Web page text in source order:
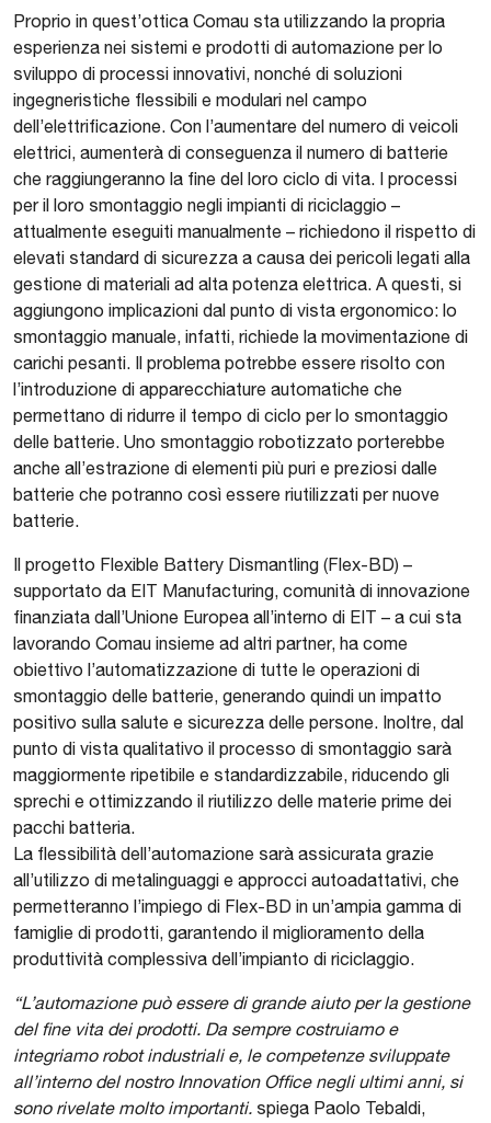
Proprio in quest’ottica Comau sta utilizzando la propria
esperienza nei sistemi e prodotti di automazione per lo
sviluppo di processi innovativi, nonché di soluzioni
ingegneristiche flessibili e modulari nel campo
dell’elettrificazione. Con l’aumentare del numero di veicoli
elettrici, aumenterà di conseguenza il numero di batterie
che raggiungeranno la fine del loro ciclo di vita. I processi
per il loro smontaggio negli impianti di riciclaggio –
attualmente eseguiti manualmente – richiedono il rispetto di
elevati standard di sicurezza a causa dei pericoli legati alla
gestione di materiali ad alta potenza elettrica. A questi, si
aggiungono implicazioni dal punto di vista ergonomico: lo
smontaggio manuale, infatti, richiede la movimentazione di
carichi pesanti. Il problema potrebbe essere risolto con
l’introduzione di apparecchiature automatiche che
permettano di ridurre il tempo di ciclo per lo smontaggio
delle batterie. Uno smontaggio robotizzato porterebbe
anche all’estrazione di elementi più puri e preziosi dalle
batterie che potranno così essere riutilizzati per nuove
batterie.
Il progetto Flexible Battery Dismantling (Flex-BD) –
supportato da EIT Manufacturing, comunità di innovazione
finanziata dall’Unione Europea all’interno di EIT – a cui sta
lavorando Comau insieme ad altri partner, ha come
obiettivo l’automatizzazione di tutte le operazioni di
smontaggio delle batterie, generando quindi un impatto
positivo sulla salute e sicurezza delle persone. Inoltre, dal
punto di vista qualitativo il processo di smontaggio sarà
maggiormente ripetibile e standardizzabile, riducendo gli
sprechi e ottimizzando il riutilizzo delle materie prime dei
pacchi batteria.
La flessibilità dell’automazione sarà assicurata grazie
all’utilizzo di metalinguaggi e approcci autoadattativi, che
permetteranno l’impiego di Flex-BD in un’ampia gamma di
famiglie di prodotti, garantendo il miglioramento della
produttività complessiva dell’impianto di riciclaggio.
“L’automazione può essere di grande aiuto per la gestione
del fine vita dei prodotti. Da sempre costruiamo e
integriamo robot industriali e, le competenze sviluppate
all’interno del nostro Innovation Office negli ultimi anni, si
sono rivelate molto importanti. spiega Paolo Tebaldi,